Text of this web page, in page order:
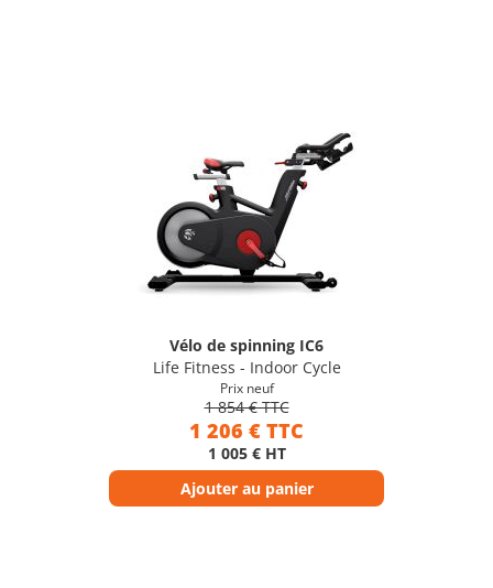
Vélo de spinning IC6
Life Fitness - Indoor Cycle
Prix neuf
1 854 € TTC
1 206 € TTC
1 005 € HT
Ajouter au panier